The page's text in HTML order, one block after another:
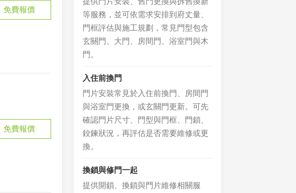
免費報價
免費報價
等服務，並可依需求安排到府丈量、
門框評估與施工規劃，常見門型包含
玄關門、大門、房間門、浴室門與木
門。
入住前換門
門片安裝常見於入住前換門、房間門
與浴室門更換，或玄關門更新。可先
確認門片尺寸、門型與門框、門鎖、
鉸鍊狀況，再評估是否需要維修或更
換。
換鎖與修門一起
提供開鎖、換鎖與門片維修相關服